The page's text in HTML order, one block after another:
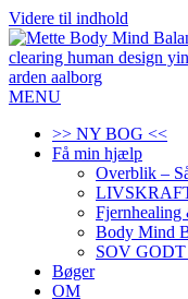
Videre til indhold
MENU
>> NY BOG <<
Få min hjælp
Overblik –
Body Mind
SOV GODT
Bøger
OM